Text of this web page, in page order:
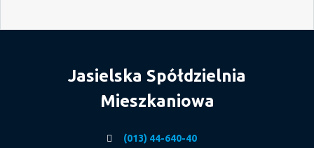
Jasielska Spółdzielnia
Mieszkaniowa
(013) 44-640-40